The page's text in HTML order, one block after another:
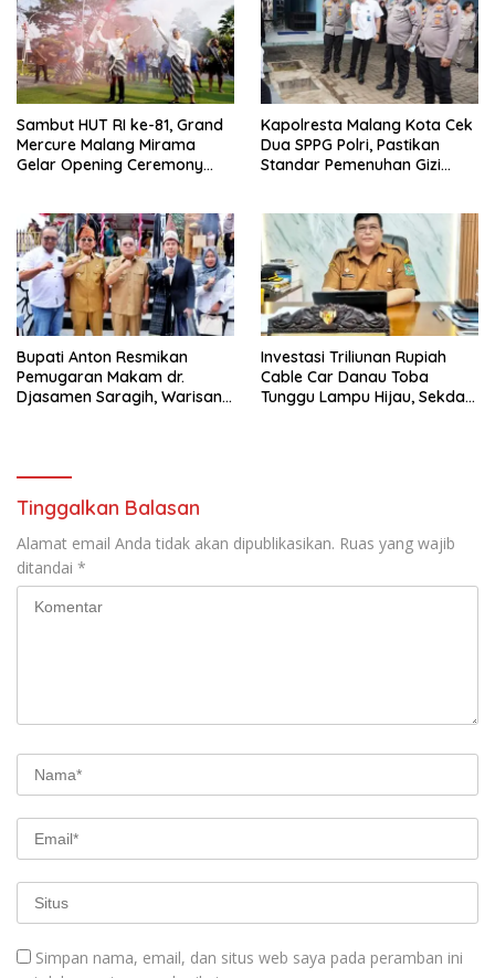
Sambut HUT RI ke-81, Grand
Mercure Malang Mirama
Gelar Opening Ceremony
Kapolresta Malang Kota Cek
Dua SPPG Polri, Pastikan
Standar Pemenuhan Gizi
Bupati Anton Resmikan
Pemugaran Makam dr.
Djasamen Saragih, Warisan
Investasi Triliunan Rupiah
Cable Car Danau Toba
Tunggu Lampu Hijau, Sekda
Tinggalkan Balasan
Alamat email Anda tidak akan dipublikasikan. Ruas yang wajib
ditandai *
Simpan nama, email, dan situs web saya pada peramban ini